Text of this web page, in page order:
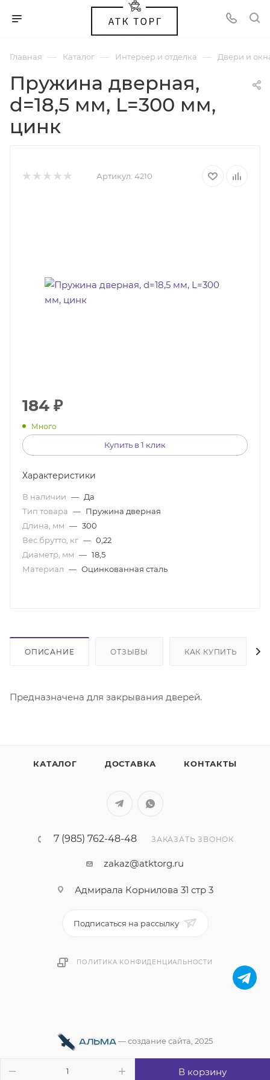
Главная — Каталог — Интерьер и отделка — Двери и
Пружина дверная,
d=18,5 мм, L=300 мм,
цинк
Артикул: 4210
184 ₽
Много
В корзину
Купить в 1 клик
Характеристики
В наличии — Да
Тип товара — Пружина дверная
Длина, мм — 300
Вес брутто, кг — 0,22
Диаметр, мм — 18,5
Материал — Оцинкованная сталь
ОПИСАНИЕ ОТЗЫВЫ КАК КУПИТЬ
Предназначена для закрывания дверей.
КАТАЛОГ ДОСТАВКА КОНТАКТЫ
7 (985) 762-48-48 ЗАКАЗАТЬ ЗВОНОК
zakaz@atktorg.ru
Адмирала Корнилова 31 стр 3
Подписаться на рассылку
ПОЛИТИКА КОНФИДЕНЦИАЛЬНОСТИ
—cоздание сайта , 2025